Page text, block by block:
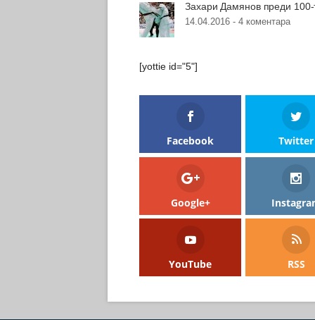
Захари Дамянов преди 100-
14.04.2016 - 4 коментара
[yottie id="5"]
Facebook Twitter
Google+
YouTube RSS